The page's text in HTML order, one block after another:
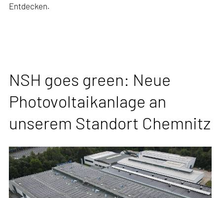
Entdecken.
NSH goes green: Neue
Photovoltaikanlage an
unserem Standort Chemnitz